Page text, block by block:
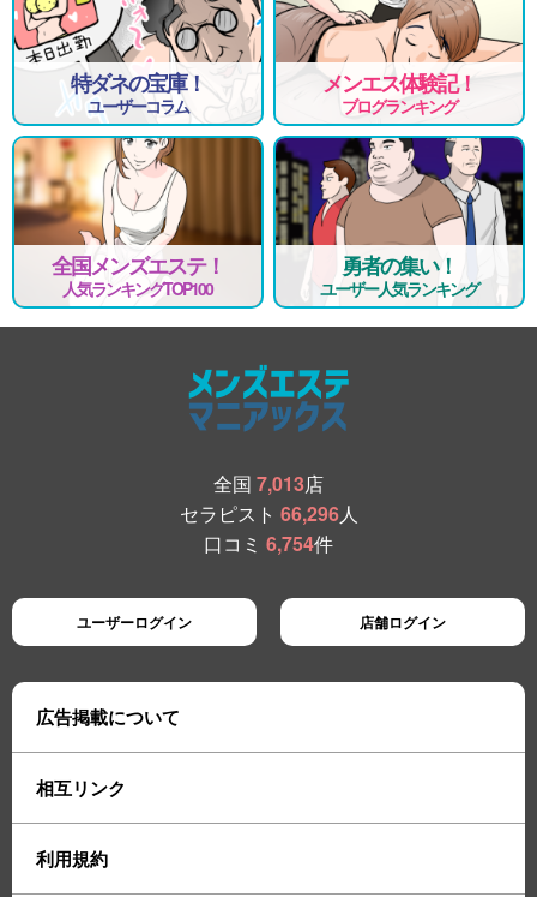
特ダネの宝庫！
ユーザーコラム
メンエス体験記！
ブログランキング
全国メンズエステ！
人気ランキングTOP100
勇者の集い！
ユーザー人気ランキング
全国 7,013店
セラピスト 66,296人
口コミ 6,754件
ユーザーログイン 店舗ログイン
広告掲載について
相互リンク
利用規約